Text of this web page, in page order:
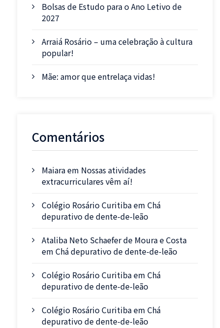
Bolsas de Estudo para o Ano Letivo de
2027
Arraiá Rosário – uma celebração à cultura
popular!
Mãe: amor que entrelaça vidas!
Comentários
Maiaraem Nossas atividades
extracurriculares vêm aí!
Colégio Rosário Curitibaem Chá
depurativo de dente-de-leão
Ataliba Neto Schaefer de Moura e Costa
em Chá depurativo de dente-de-leão
Colégio Rosário Curitibaem Chá
depurativo de dente-de-leão
Colégio Rosário Curitibaem Chá
depurativo de dente-de-leão